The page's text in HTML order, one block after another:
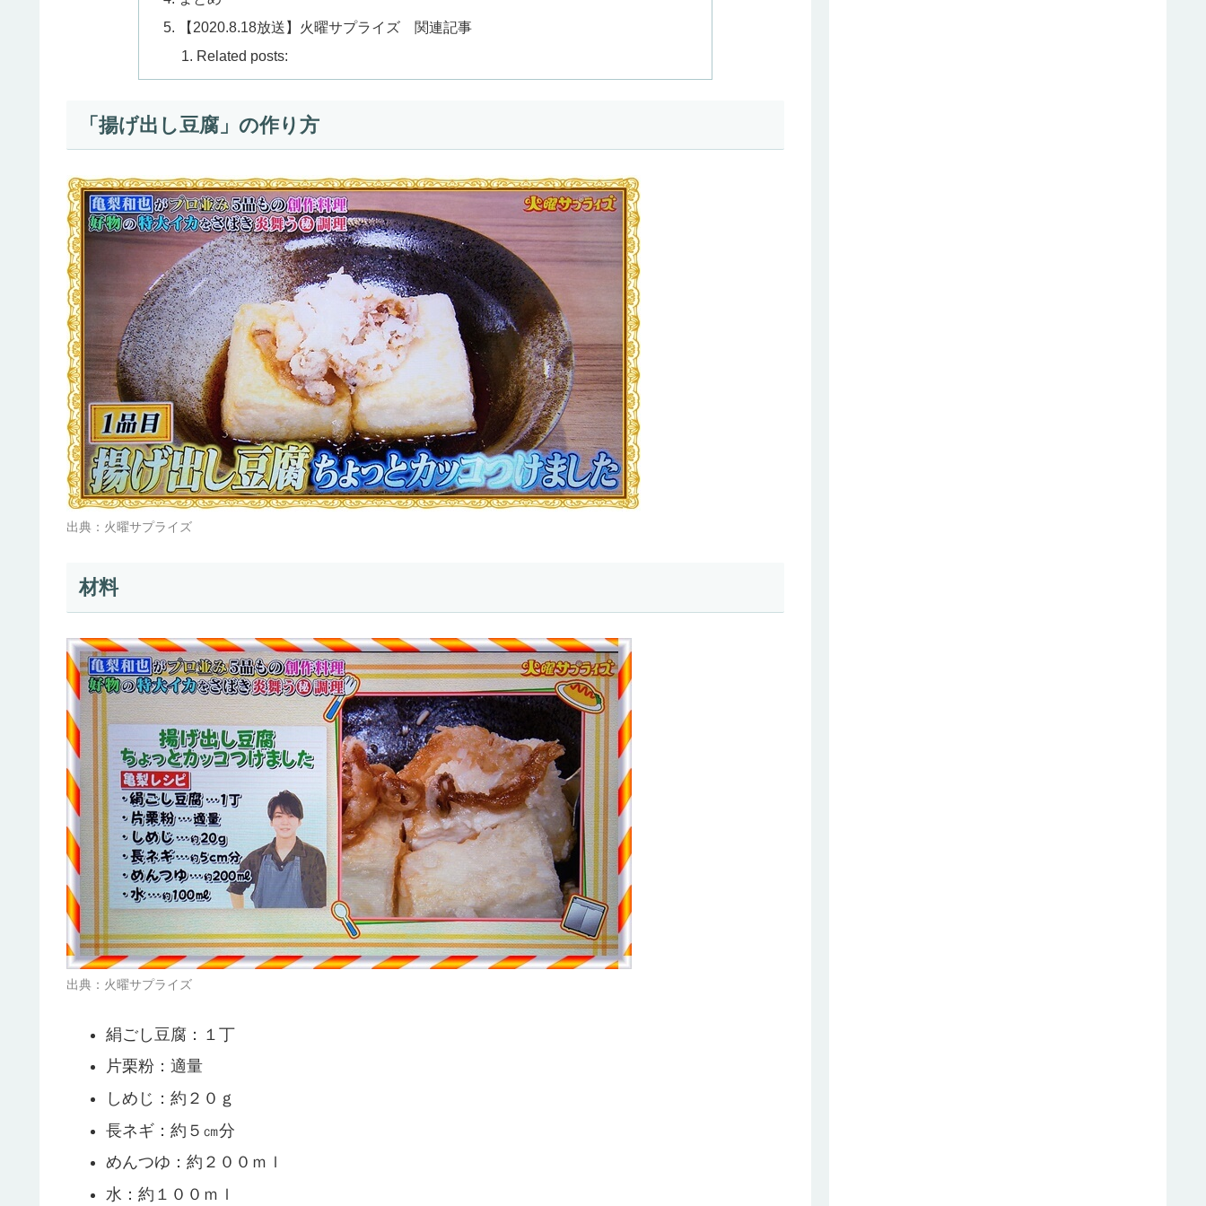
【2020.8.18放送】火曜サプライズ 関連記事
Related posts:
「揚げ出し豆腐」の作り方
出典：火曜サプライズ
材料
出典：火曜サプライズ
絹ごし豆腐：１丁
片栗粉：適量
しめじ：約２０ｇ
長ネギ：約５㎝分
めんつゆ：約２００ｍｌ
水：約１００ｍｌ